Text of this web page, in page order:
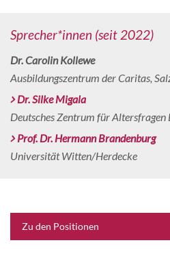
Sprecher*innen (seit 2022)
Dr. Carolin Kollewe
Ausbildungszentrum der Caritas,
Dr. Silke Migala
Deutsches Zentrum für Altersfragen
Prof. Dr. Hermann Brandenburg
Universität Witten/Herdecke
Zu den Positionen